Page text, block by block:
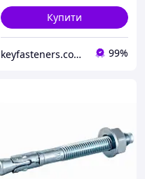
Купити
keyfasteners.com.ua 99%